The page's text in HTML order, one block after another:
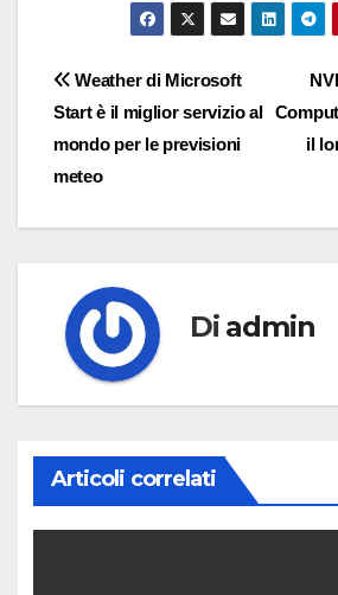
Navigazione
articoli
il
Weather di Microsoft
Start è il miglior servizio al
mondo per le previsioni
meteo
Di admin
Articoli correlati